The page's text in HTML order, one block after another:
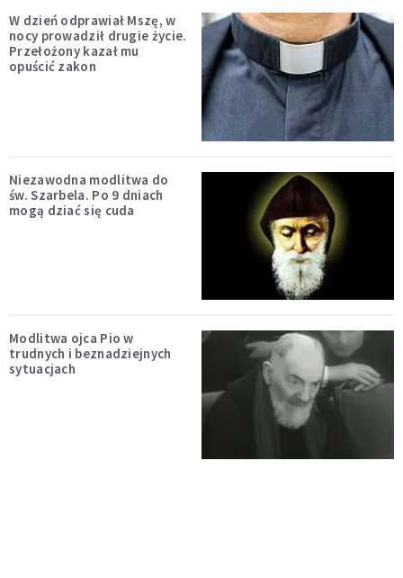
W dzień odprawiał Mszę, w
nocy prowadził drugie życie.
Przełożony kazał mu
opuścić zakon
Niezawodna modlitwa do
św. Szarbela. Po 9 dniach
mogą dziać się cuda
Modlitwa ojca Pio w
trudnych i beznadziejnych
sytuacjach